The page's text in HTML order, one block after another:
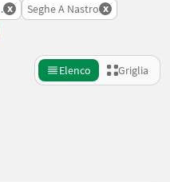
Legno
x Seghe A Nastro x
Elenco Griglia